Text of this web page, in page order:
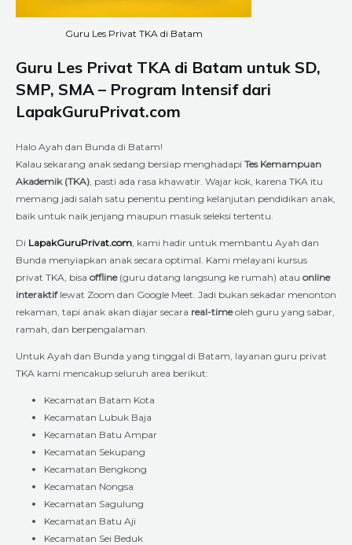
Guru Les Privat TKA di Batam
Guru Les Privat TKA di Batam untuk SD,
SMP, SMA – Program Intensif dari
LapakGuruPrivat.com
Halo Ayah dan Bunda di Batam!
Kalau sekarang anak sedang bersiap menghadapi Tes Kemampuan
Akademik (TKA) , pasti ada rasa khawatir. Wajar kok, karena TKA itu
memang jadi salah satu penentu penting kelanjutan pendidikan anak,
baik untuk naik jenjang maupun masuk seleksi tertentu.
Di LapakGuruPrivat.com , kami hadir untuk membantu Ayah dan
Bunda menyiapkan anak secara optimal. Kami melayani kursus
privat TKA, bisa offline(guru datang langsung ke rumah) atau online
interaktiflewat Zoom dan Google Meet. Jadi bukan sekadar menonton
rekaman, tapi anak akan diajar secara real-timeoleh guru yang sabar,
ramah, dan berpengalaman.
Untuk Ayah dan Bunda yang tinggal di Batam, layanan guru privat
TKA kami mencakup seluruh area berikut:
Kecamatan Batam Kota
Kecamatan Lubuk Baja
Kecamatan Batu Ampar
Kecamatan Sekupang
Kecamatan Bengkong
Kecamatan Nongsa
Kecamatan Sagulung
Kecamatan Batu Aji
Kecamatan Sei Beduk